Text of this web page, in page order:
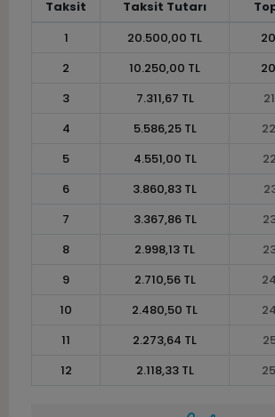
Taksit Taksit Tutarı
1
20.500,00 TL
2
10.250,00 TL
3
7.311,67 TL
4
5.586,25 TL
5
4.551,00 TL
6
3.860,83 TL
7
3.367,86 TL
8
2.998,13 TL
9
2.710,56 TL
10
2.480,50 TL
11
2.273,64 TL
12
2.118,33 TL